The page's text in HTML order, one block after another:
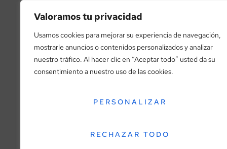
Valoramos tu privacidad
Usamos cookies para mejorar su experiencia de navegación,
mostrarle anuncios o contenidos personalizados y analizar
nuestro tráfico. Al hacer clic en “Aceptar todo” usted da su
consentimiento a nuestro uso de las cookies.
PERSONALIZAR
RECHAZAR TODO